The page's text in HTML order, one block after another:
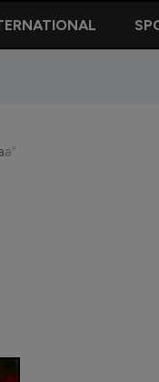
Care a fost de